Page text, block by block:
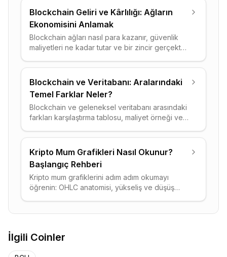
Blockchain Geliri ve Kârlılığı: Ağların
Ekonomisini Anlamak
Blockchain ağları nasıl para kazanır, güvenlik
maliyetleri ne kadar tutar ve bir zincir gerçekten
Blockchain ve Veritabanı: Aralarındaki
Temel Farklar Neler?
Blockchain ve geleneksel veritabanı arasındaki
farkları karşılaştırma tablosu, maliyet örneği ve 5
açıklıyoruz.
Kripto Mum Grafikleri Nasıl Okunur?
Başlangıç Rehberi
Kripto mum grafiklerini adım adım okumayı
öğrenin: OHLC anatomisi, yükseliş ve düşüş
İlgili Coinler